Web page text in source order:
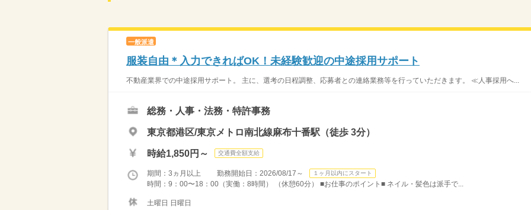
一般派遣
服装自由＊入力できればOK！未経験歓迎の中途採用サポート
不動産業界での中途採用サポート。 主に、選考の日程調整、応募者との連絡業務等を行っていただきます。 ≪人事採用へ...
総務・人事・法務・特許事務
東京都港区/東京メトロ南北線麻布十番駅（徒歩 3分）
時給1,850円～ 交通費全額支給
期間：3ヵ月以上 勤務開始日：2026/08/17～ １ヶ月以内にスタート
時間：9：00〜18：00（実働：8時間） （休憩60分） ■お仕事のポイント■ ネイル・髪色は派手で...
土曜日 日曜日